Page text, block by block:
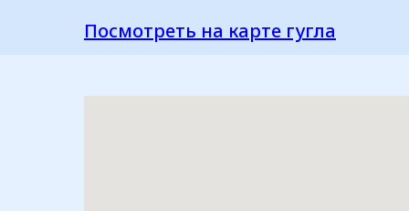
Посмотреть на карте гугла